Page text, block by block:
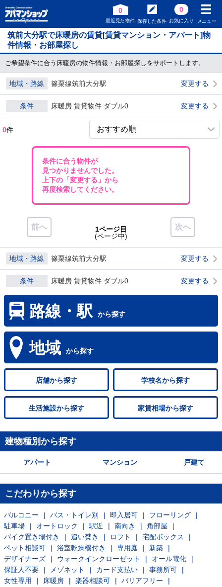
0
最近見た物件 保存した条件
0
お気に入り メニュー
筑前大分駅で床暖房の賃貸[賃貸マンション・アパート]物
件情報・お部屋探し
ご希望条件に合う床暖房の物件情報・お部屋探しをサポートします。
地域・路線 篠栗線筑前大分駅 変更する
条件 床暖房 賃貸物件 ダブル0 変更する
0件
条件に合う物件が
見つかりませんでした。
上下の「変更する」から
再度検索してください。
前へ 次へ
1ページ目
(ページ中)
地域・路線 篠栗線筑前大分駅 変更する
条件 床暖房 賃貸物件 ダブル0 変更する
路線・駅 から探す
地域 から探す
店舗から探す 学校名から探す
生活施設から探す 家賃相場から探す
建物種別から探す
アパート マンション 戸建て
こだわりから探す
バルコニー バス・トイレ別 即入居可
フローリング
駐車場
オートロック 駅近 南向き
角部屋
バイク置き場付き
追い焚き ロフト
宅配ボックス
ペット相談可
浴室乾燥機付き 専用庭
新築
デザイナーズ
ウォークインクローゼット
オール電化
保証人不要
メゾネット カード支払い
事務所可
女性専用
床暖房 楽器相談可
バリアフリー